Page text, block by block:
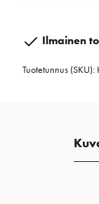
2,1mIlmainen
Tuotetunnus (SKU):